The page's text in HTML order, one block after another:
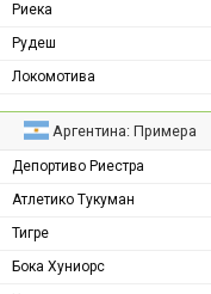
Риека
Рудеш
Локомотива
Аргентина: Примера
Депортиво Риестра
Атлетико Тукуман
Тигре
Бока Хуниорс